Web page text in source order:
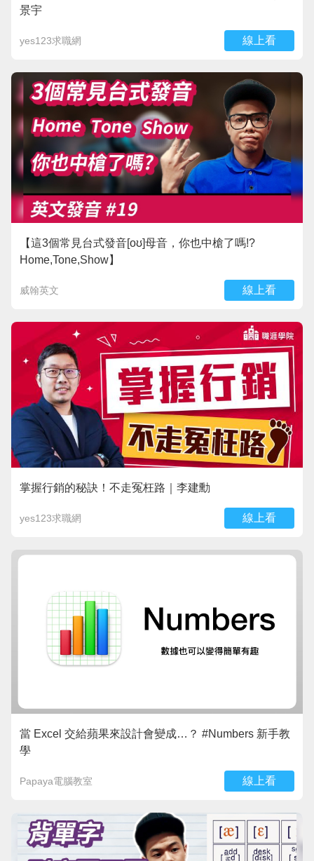
景宇
yes123求職網 線上看
【這3個常見台式發音[oʊ]母音，你也中槍了嗎!?
Home,Tone,Show】
威翰英文 線上看
掌握行銷的秘訣！不走冤枉路｜李建勳
yes123求職網 線上看
當 Excel 交給蘋果來設計會變成…？ #Numbers 新手教
學
Papaya電腦教室 線上看